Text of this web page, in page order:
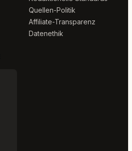
Quellen-Politik
Affiliate-Transparenz
Datenethik